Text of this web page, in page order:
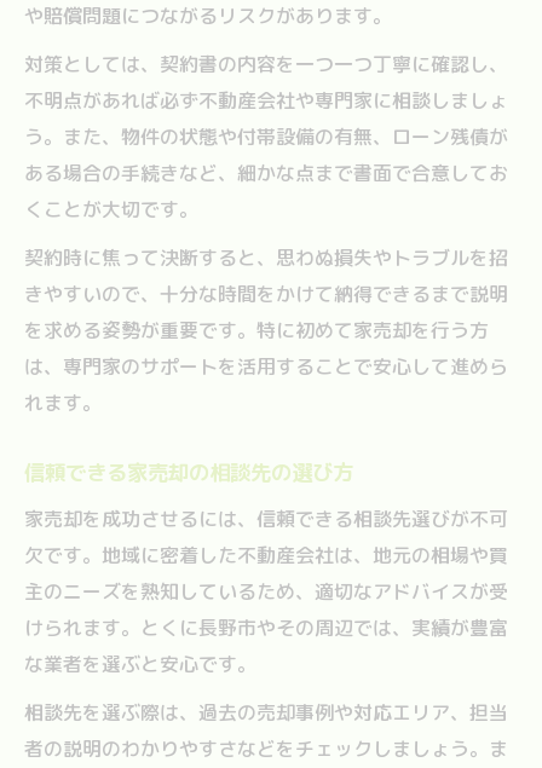
や賠償問題につながるリスクがあります。
対策としては、契約書の内容を一つ一つ丁寧に確認し、
不明点があれば必ず不動産会社や専門家に相談しましょ
う。また、物件の状態や付帯設備の有無、ローン残債が
ある場合の手続きなど、細かな点まで書面で合意してお
くことが大切です。
契約時に焦って決断すると、思わぬ損失やトラブルを招
きやすいので、十分な時間をかけて納得できるまで説明
を求める姿勢が重要です。特に初めて家売却を行う方
は、専門家のサポートを活用することで安心して進めら
れます。
信頼できる家売却の相談先の選び方
家売却を成功させるには、信頼できる相談先選びが不可
欠です。地域に密着した不動産会社は、地元の相場や買
主のニーズを熟知しているため、適切なアドバイスが受
けられます。とくに長野市やその周辺では、実績が豊富
な業者を選ぶと安心です。
相談先を選ぶ際は、過去の売却事例や対応エリア、担当
者の説明のわかりやすさなどをチェックしましょう。ま